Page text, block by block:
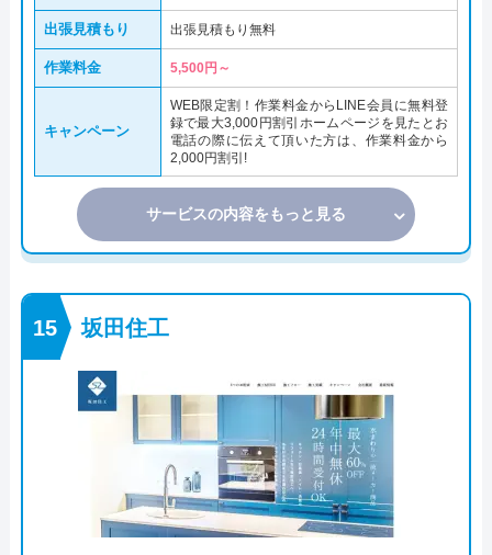
出張見積もり 出張見積もり無料
作業料金 5,500円～
キャンペーン
WEB限定割！作業料金からLINE会員に無料登
録で最大3,000円割引ホームページを見たとお
電話の際に伝えて頂いた方は、作業料金から
2,000円割引!
サービスの内容をもっと見る
坂田住工